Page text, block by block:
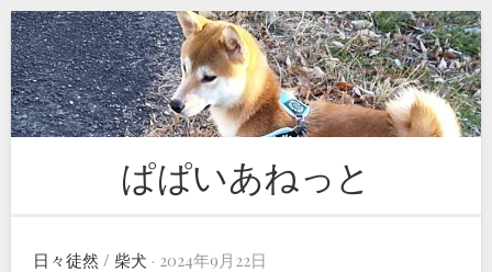
Skip
to
content
ぱぱいあねっと
日々徒然 / 柴犬 · 2024年9月22日